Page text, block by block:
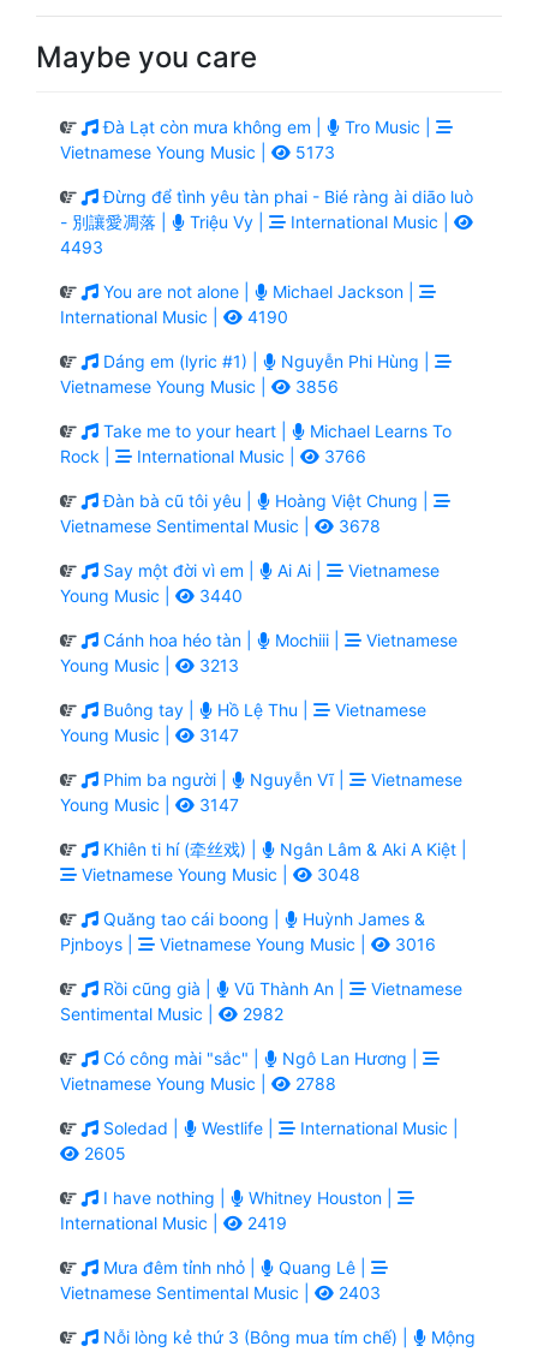
Maybe you care
Đà Lạt còn mưa không em |
Tro Music |
Vietnamese Young Music |
5173
Đừng để tình yêu tàn phai - Bié ràng ài diāo luò
- 別讓愛凋落 |
Triệu Vy |
International Music |
4493
You are not alone |
Michael Jackson |
International Music |
4190
Dáng em (lyric #1) |
Nguyễn Phi Hùng |
Vietnamese Young Music |
3856
Take me to your heart |
Michael Learns To
Rock |
International Music | 3766
Đàn bà cũ tôi yêu |
Hoàng Việt Chung |
Vietnamese Sentimental Music |
3678
Say một đời vì em | Ai Ai |
Vietnamese
Young Music |
3440
Cánh hoa héo tàn | Mochiii |
Vietnamese
Young Music |
3213
Buông tay | Hồ Lệ Thu |
Vietnamese
Young Music |
3147
Phim ba người | Nguyễn Vĩ |
Vietnamese
Young Music |
3147
Khiên ti hí (牵丝戏) |
Ngân Lâm & Aki A Kiệt |
Vietnamese Young Music |
3048
Quăng tao cái boong |
Huỳnh James &
Pjnboys |
Vietnamese Young Music | 3016
Rồi cũng già | Vũ Thành An |
Vietnamese
Sentimental Music |
2982
Có công mài "sắc" |
Ngô Lan Hương |
Vietnamese Young Music |
2788
Soledad | Westlife |
International Music |
2605
I have nothing |
Whitney Houston |
International Music |
2419
Mưa đêm tỉnh nhỏ |
Quang Lê |
Vietnamese Sentimental Music |
2403
Nỗi lòng kẻ thứ 3 (Bông mua tím chế) |
Mộng